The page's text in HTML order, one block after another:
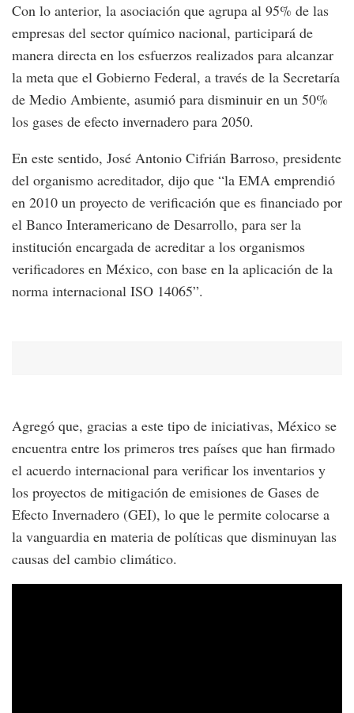
Con lo anterior, la asociación que agrupa al 95% de las
empresas del sector químico nacional, participará de
manera directa en los esfuerzos realizados para alcanzar
la meta que el Gobierno Federal, a través de la Secretaría
de Medio Ambiente, asumió para disminuir en un 50%
los gases de efecto invernadero para 2050.
En este sentido, José Antonio Cifrián Barroso, presidente
del organismo acreditador, dijo que “la EMA emprendió
en 2010 un proyecto de verificación que es financiado por
el Banco Interamericano de Desarrollo, para ser la
institución encargada de acreditar a los organismos
verificadores en México, con base en la aplicación de la
norma internacional ISO 14065”.
Agregó que, gracias a este tipo de iniciativas, México se
encuentra entre los primeros tres países que han firmado
el acuerdo internacional para verificar los inventarios y
los proyectos de mitigación de emisiones de Gases de
Efecto Invernadero (GEI), lo que le permite colocarse a
la vanguardia en materia de políticas que disminuyan las
causas del cambio climático.